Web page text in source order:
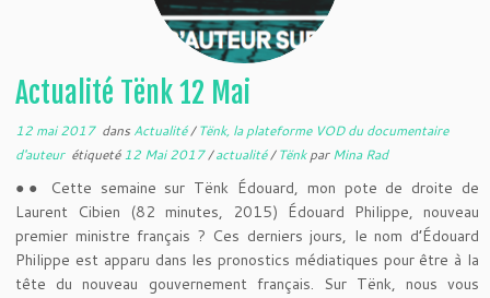
Actualité Tënk 12 Mai
12 mai 2017dans Actualité/Tënk, la plateforme VOD du documentaire
d'auteur étiqueté12 Mai 2017/actualité/TënkparMina Rad
●● Cette semaine sur Tënk Édouard, mon pote de droite de
Laurent Cibien (82 minutes, 2015) Édouard Philippe, nouveau
premier ministre français ? Ces derniers jours, le nom d’Édouard
Philippe est apparu dans les pronostics médiatiques pour être à la
tête du nouveau gouvernement français. Sur Tënk, nous vous